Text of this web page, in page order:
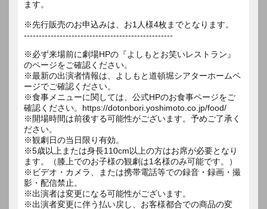
ます。
※先行販売のお申込みは、お1人様4枚までとなります。
--------------------------------------------------
※必ず来場前に劇場HPの『よしもとお笑いレストラン』
のページをご確認ください。
※最新の出演者情報は、よしもと道頓堀シアターホームペ
ージでご確認ください。
※食事メニューに関しては、公式HPのお食事ページをご
確認ください。https://dotonbori.yoshimoto.co.jp/food/
※開場時間は前後する可能性がございます。予めご了承く
ださい。
※観劇日の当日限り有効。
※5歳以上または身長110cm以上の方はお席が必要となり
ます。（膝上でのお子様の観劇は1名様のみ可能です。）
※ビデオ・カメラ、または携帯電話等での録音・録画・撮
影・配信禁止。
※出演者は変更になる可能性がございます。
※出演者変更に伴う払い戻し、お客様都合での商品の変